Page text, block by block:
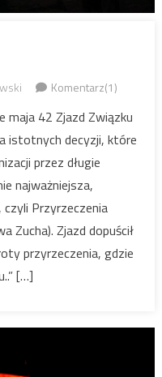
Komentarz(1)
maja 42 Zjazd Związku
istotnych decyzji, które
przez długie
najważniejsza,
Przyrzeczenia
Zucha). Zjazd dopuścił
przyrzeczenia, gdzie
[…]